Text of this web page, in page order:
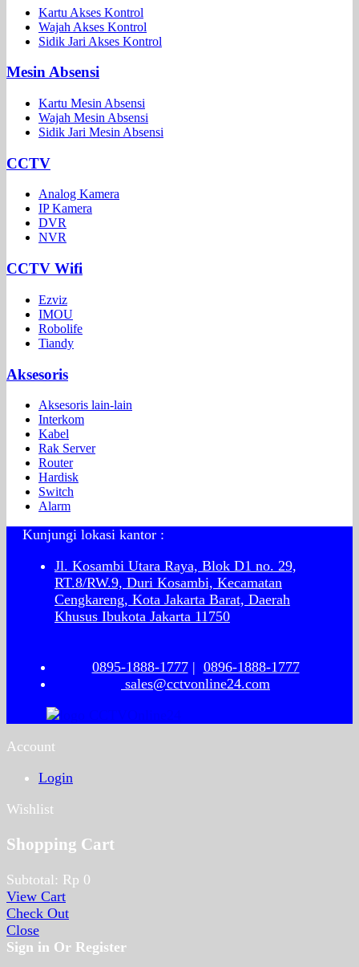
Kartu Akses Kontrol
Wajah Akses Kontrol
Sidik Jari Akses Kontrol
Mesin Absensi
Kartu Mesin Absensi
Wajah Mesin Absensi
Sidik Jari Mesin Absensi
CCTV
Analog Kamera
IP Kamera
DVR
NVR
CCTV Wifi
Ezviz
IMOU
Robolife
Tiandy
Aksesoris
Aksesoris lain-lain
Interkom
Kabel
Rak Server
Router
Hardisk
Switch
Alarm
Kunjungi lokasi kantor :
Jl. Kosambi Utara Raya, Blok D1 no. 29,
RT.8/RW.9, Duri Kosambi, Kecamatan
Cengkareng, Kota Jakarta Barat, Daerah
Khusus Ibukota Jakarta 11750
0895-1888-1777| 0896-1888-1777
sales@cctvonline24.com
Account
Login
Wishlist
Shopping Cart
Subtotal: Rp 0
View Cart
Check Out
Close
Sign in Or Register